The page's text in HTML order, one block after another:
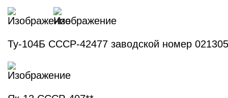
Ту-104Б СССР-42477 заводской номер 021305